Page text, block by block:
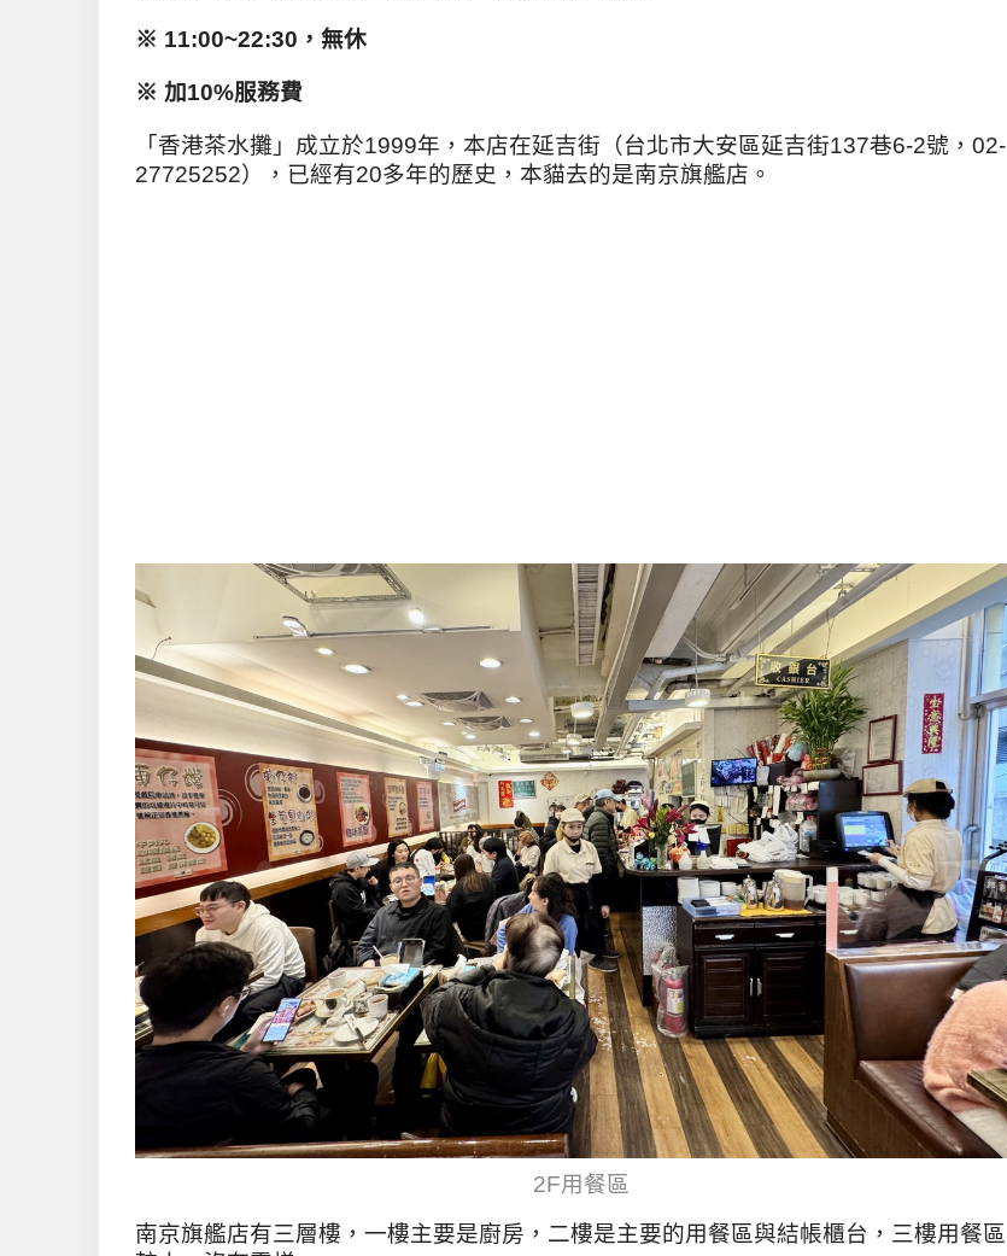
※ 11:00~22:30，無休
※ 加10%服務費
「香港茶水攤」成立於1999年，本店在延吉街（台北市大安區延吉街137巷6-2號，02-
27725252），已經有20多年的歷史，本貓去的是南京旗艦店。
2F用餐區
南京旗艦店有三層樓，一樓主要是廚房，二樓是主要的用餐區與結帳櫃台，三樓用餐區